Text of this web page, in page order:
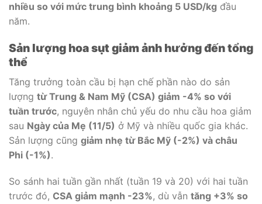
nhiều so với mức trung bình khoảng 5 USD/kg đầu
năm.
Sản lượng hoa sụt giảm ảnh hưởng đến tổng
thể
Tăng trưởng toàn cầu bị hạn chế phần nào do sản
lượng từ Trung & Nam Mỹ (CSA) giảm -4% so với
tuần trước, nguyên nhân chủ yếu do nhu cầu hoa giảm
sau Ngày của Mẹ (11/5) ở Mỹ và nhiều quốc gia khác.
Sản lượng cũng giảm nhẹ từ Bắc Mỹ (-2%) và châu
Phi (-1%).
So sánh hai tuần gần nhất (tuần 19 và 20) với hai tuần
trước đó, CSA giảm mạnh -23%, dù vẫn tăng +3% so